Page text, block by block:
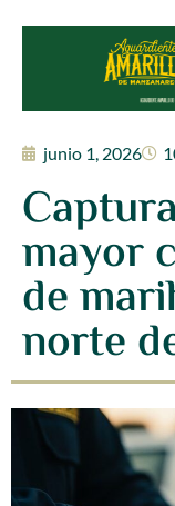
junio 1, 2026
mayor
de
norte